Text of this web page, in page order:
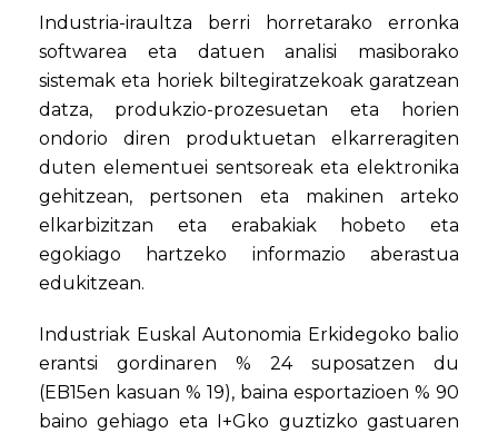
Industria-iraultza berri horretarako erronka
softwarea eta datuen analisi masiborako
sistemak eta horiek biltegiratzekoak garatzean
datza, produkzio-prozesuetan eta horien
ondorio diren produktuetan elkarreragiten
duten elementuei sentsoreak eta elektronika
gehitzean, pertsonen eta makinen arteko
elkarbizitzan eta erabakiak hobeto eta
egokiago hartzeko informazio aberastua
edukitzean.
Industriak Euskal Autonomia Erkidegoko balio
erantsi gordinaren % 24 suposatzen du
(EB15en kasuan % 19), baina esportazioen % 90
baino gehiago eta I+Gko guztizko gastuaren